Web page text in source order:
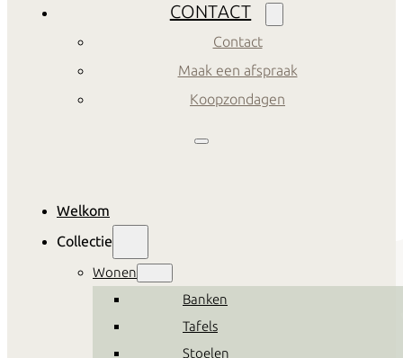
CONTACT
Contact
Maak een afspraak
Koopzondagen
Welkom
Collectie
Wonen
Banken
Tafels
Stoelen